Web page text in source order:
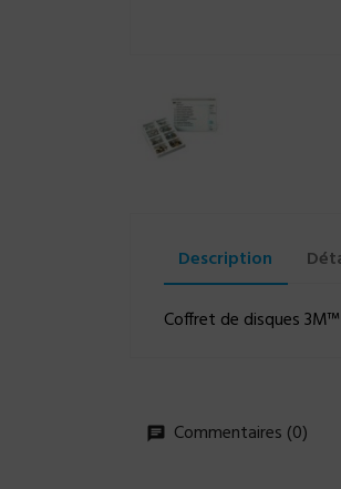
Description
Coffret de disques
Commentaires (0)